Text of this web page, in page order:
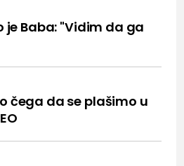
je Baba: "Vidim da ga
čega da se plašimo u